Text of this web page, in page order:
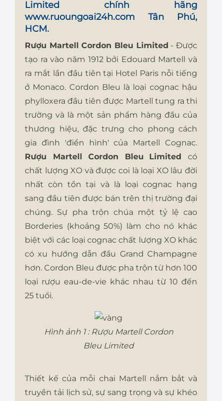
Limited chính hãng
www.ruoungoai24h.com Tân Phú,
HCM.
Rượu Martell Cordon Bleu Limited - Được
tạo ra vào năm 1912 bởi Edouard Martell và
ra mắt lần đầu tiên tại Hotel Paris nỗi tiếng
ở Monaco. Cordon Bleu là loại cognac hậu
phylloxera đầu tiên được Martell tung ra thi
trường và là một sản phẩm hàng đầu của
thương hiệu, đặc trưng cho phong cách
gia đình 'điển hình' của Martell Cognac.
Rượu Martell Cordon Bleu
Limitedcó
chất lượng XO và được coi là loại XO lâu đời
nhất còn tồn tại và là loại cognac hạng
sang đầu tiên được bán trên thị trường đại
chúng. Sự pha trộn chúa một tỷ lệ cao
Borderies (khoảng 50%) làm cho nó khác
biệt với các loại cognac chất lượng XO khác
có xu hướng dẫn đầu Grand Champagne
hơn. Cordon Bleu được pha trộn từ hơn 100
loại rượu eau-de-vie khác nhau từ 10 đến
25 tuổi.
Hình ảnh 1 : Rượu Martell Cordon
Bleu Limited
Thiết kế của mỗi chai Martell nắm bắt và
truyền tải lịch sử, sự sang trọng và sự khéo